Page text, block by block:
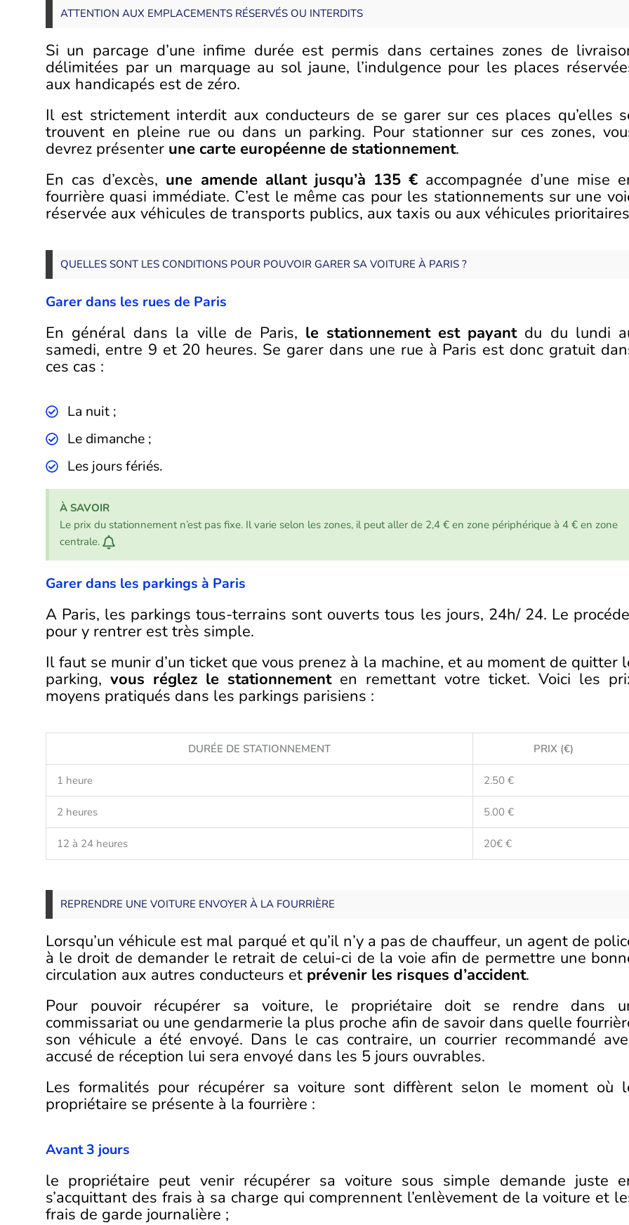
ATTENTION AUX EMPLACEMENTS RÉSERVÉS OU INTERDITS
Si un parcage d’une infime durée est permis dans certaines zones de
délimitées par un marquage au sol jaune, l’indulgence pour les places
aux handicapés est de zéro.
Il est strictement interdit aux conducteurs de se garer sur ces places qu’elles
trouvent en pleine rue ou dans un parking. Pour stationner sur ces zones,
devrez présenter une carte européenne de stationnement.
En cas d’excès, une amende allant jusqu’à 135 € accompagnée d’une mise
fourrière quasi immédiate. C’est le même cas pour les stationnements sur une
réservée aux véhicules de transports publics, aux taxis ou aux véhicules
QUELLES SONT LES CONDITIONS POUR POUVOIR GARER SA VOITURE À PARIS ?
Garer dans les rues de Paris
En général dans la ville de Paris, le stationnement est payantdu du lundi
samedi, entre 9 et 20 heures. Se garer dans une rue à Paris est donc gratuit
ces cas :
La nuit ;
Le dimanche ;
Les jours fériés.
À SAVOIR
Le prix du stationnement n’est pas fixe. Il varie selon les zones, il peut aller de 2,4 € en zone périphérique à 4 € en zone
centrale.
Garer dans les parkings à Paris
A Paris, les parkings tous-terrains sont ouverts tous les jours, 24h/ 24. Le
pour y rentrer est très simple.
Il faut se munir d’un ticket que vous prenez à la machine, et au moment de quitter
parking, vous réglez le stationnementen remettant votre ticket. Voici les
moyens pratiqués dans les parkings parisiens :
DURÉE DE STATIONNEMENT PRIX (€)
1 heure 2.50 €
2 heures 5.00 €
12 à 24 heures 20€ €
REPRENDRE UNE VOITURE ENVOYER À LA FOURRIÈRE
Lorsqu’un véhicule est mal parqué et qu’il n’y a pas de chauffeur, un agent de
à le droit de demander le retrait de celui-ci de la voie afin de permettre une
circulation aux autres conducteurs et prévenir les risques d’accident.
Pour pouvoir récupérer sa voiture, le propriétaire doit se rendre dans
commissariat ou une gendarmerie la plus proche afin de savoir dans quelle
son véhicule a été envoyé. Dans le cas contraire, un courrier recommandé
accusé de réception lui sera envoyé dans les 5 jours ouvrables.
Les formalités pour récupérer sa voiture sont diffèrent selon le moment où
propriétaire se présente à la fourrière :
Avant 3 jours
le propriétaire peut venir récupérer sa voiture sous simple demande juste
s’acquittant des frais à sa charge qui comprennent l’enlèvement de la voiture et
frais de garde journalière ;